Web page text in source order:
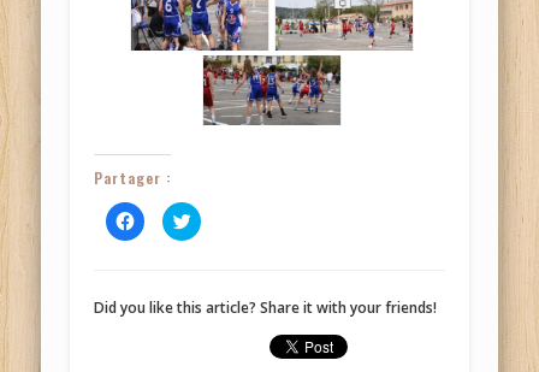
Partager :
Cliquez
pour
partager
une
nouvelle
Cliquez
pour
une
nouvelle
Did you like this article? Share it with your friends!